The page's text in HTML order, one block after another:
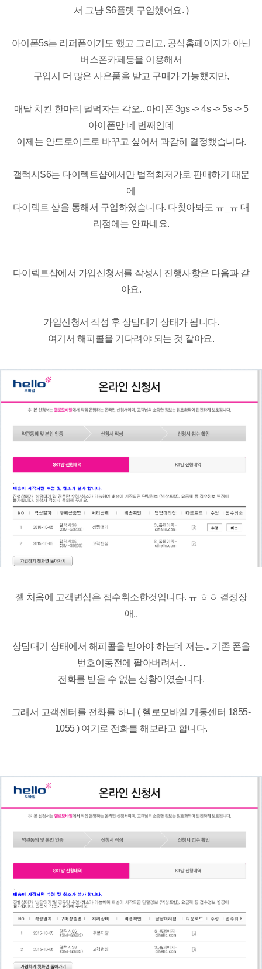
서 그냥 S6플랫 구입했어요. )
아이폰5s는 리퍼폰이기도 했고 그리고, 공식홈페이지가 아닌
버스폰카페등을 이용해서
구입시 더 많은 사은품을 받고 구매가 가능했지만,
매달 치킨 한마리 덜먹자는 각오.. 아이폰 3gs -> 4s -> 5s -> 5
아이폰만 네 번째인데
이제는 안드로이드로 바꾸고 싶어서 과감히 결정했습니다.
갤럭시S6는 다이렉트샵에서만 법적최저가로 판매하기 때문
에
다이렉트 샵을 통해서 구입하였습니다. 다찾아봐도 ㅠ_ㅠ 대
리점에는 안파네요.
다이렉트샵에서 가입신청서를 작성시 진행사항은 다음과 같
아요.
가입신청서 작성 후 상담대기 상태가 됩니다.
여기서 해피콜을 기다려야 되는 것 같아요.
젤 처음에 고객변심은 접수취소한것입니다. ㅠ ㅎㅎ 결정장
애..
상담대기 상태에서 해피콜을 받아야 하는데 저는... 기존 폰을
번호이동전에 팔아버려서...
전화를 받을 수 없는 상황이였습니다.
그래서 고객센터를 전화를 하니 ( 헬로모바일 개통센터 1855-
1055 ) 여기로 전화를 해보라고 합니다.